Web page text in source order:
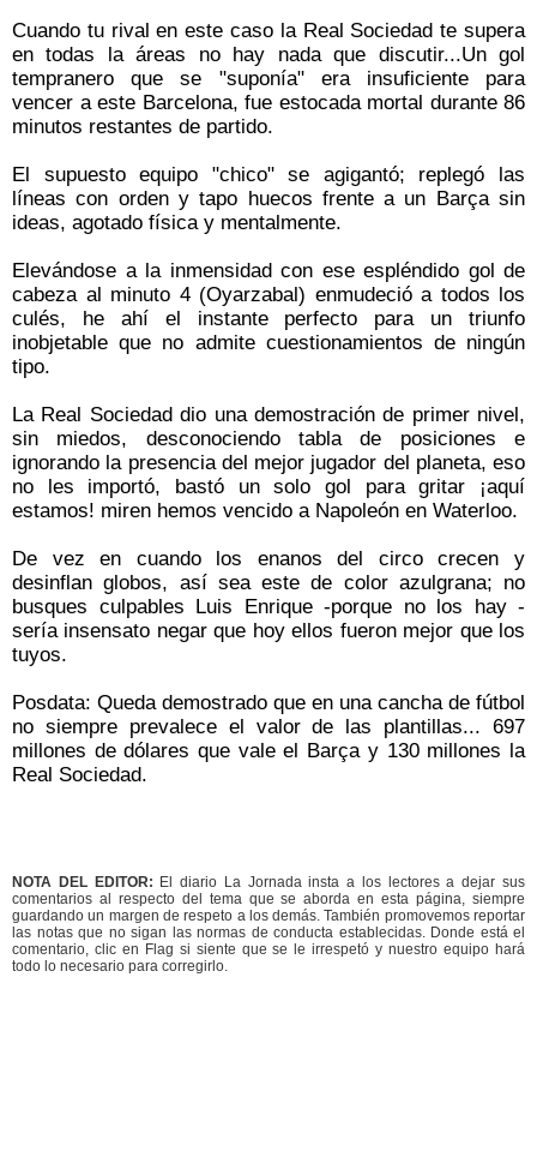
Cuando tu rival en este caso la Real Sociedad te supera
en todas la áreas no hay nada que discutir...Un gol
tempranero que se "suponía" era insuficiente para
vencer a este Barcelona, fue estocada mortal durante 86
minutos restantes de partido.
El supuesto equipo "chico" se agigantó; replegó las
líneas con orden y tapo huecos frente a un Barça sin
ideas, agotado física y mentalmente.
Elevándose a la inmensidad con ese espléndido gol de
cabeza al minuto 4 (Oyarzabal) enmudeció a todos los
culés, he ahí el instante perfecto para un triunfo
inobjetable que no admite cuestionamientos de ningún
tipo.
La Real Sociedad dio una demostración de primer nivel,
sin miedos, desconociendo tabla de posiciones e
ignorando la presencia del mejor jugador del planeta, eso
no les importó, bastó un solo gol para gritar ¡aquí
estamos! miren hemos vencido a Napoleón en Waterloo.
De vez en cuando los enanos del circo crecen y
desinflan globos, así sea este de color azulgrana; no
busques culpables Luis Enrique -porque no los hay -
sería insensato negar que hoy ellos fueron mejor que los
tuyos.
Posdata: Queda demostrado que en una cancha de fútbol
no siempre prevalece el valor de las plantillas... 697
millones de dólares que vale el Barça y 130 millones la
Real Sociedad.
NOTA DEL EDITOR: El diario La Jornada insta a los lectores a dejar sus
comentarios al respecto del tema que se aborda en esta página, siempre
guardando un margen de respeto a los demás. También promovemos reportar
las notas que no sigan las normas de conducta establecidas. Donde está el
comentario, clic en Flag si siente que se le irrespetó y nuestro equipo hará
todo lo necesario para corregirlo.